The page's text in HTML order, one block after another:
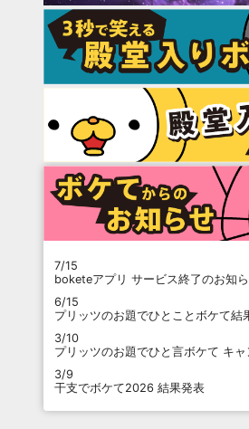
7/15
boketeアプリ サービス終了のお知
6/15
プリッツのお題でひとことボケて結
3/10
プリッツのお題でひと言ボケて キャ
3/9
干支でボケて2026 結果発表